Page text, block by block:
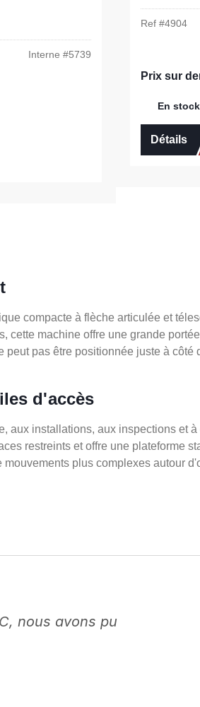
Interne #5739
Ref #4904
Prix sur
En stock
Détails
compacte à flèche articulée et
cette machine offre une grande
pas être positionnée juste à
d'accès
aux installations, aux inspections et
restreints et offre une plateforme
plus complexes autour
nous avons pu